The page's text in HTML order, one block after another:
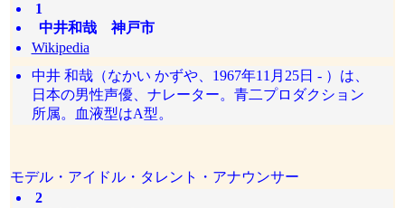
1
中井和哉 神戸市
Wikipedia
中井 和哉（なかい かずや、1967年11月25日 - ）は、
日本の男性声優、ナレーター。青二プロダクション
所属。血液型はA型。
モデル・アイドル・タレント・アナウンサー
2